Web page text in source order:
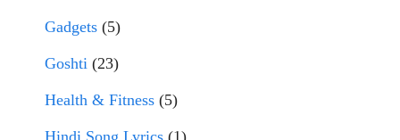
Gadgets (5)
Goshti (23)
Health & Fitness (5)
Hindi Song Lyrics (1)